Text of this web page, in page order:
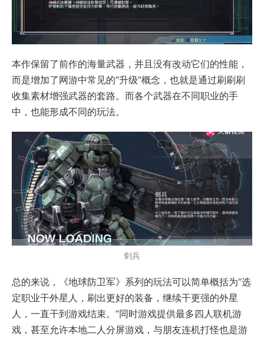
本作保留了前作的海量武器，并且没有改动它们的性能，
而是增加了网游中常见的“升级”概念，也就是通过刷刷刷
收集素材增强武器的套路。而各个武器在不同职业的手
中，也能形成不同的玩法。
剑兵
总的来说，《地球防卫军》系列的玩法可以简单概括为“选
定职业干外星人，刷出更好的装备，继续干更强的外星
人，一直干到游戏结束。”同时游戏提供最多四人联机游
戏，甚至允许本地二人分屏游戏，与朋友连机打怪也是游